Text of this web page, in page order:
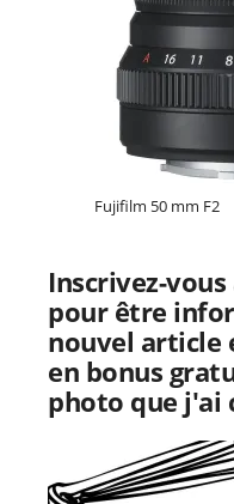
Fujifilm 50 mm F2
Inscrivez-
pour être
nouvel article
en bonus
photo que j'ai